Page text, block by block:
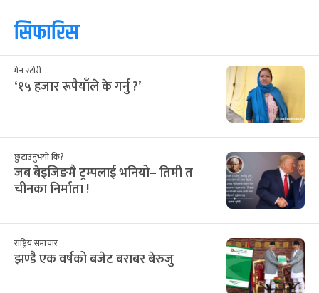
सिफारिस
मेन स्टोरी
‘१५ हजार रूपैयाँले के गर्नु ?’
छुटाउनुभयो कि?
जब बेइजिङमै ट्रम्पलाई भनियो– तिमी त
चीनका निर्माता !
राष्ट्रिय समाचार
झण्डै एक वर्षको बजेट बराबर बेरुजु